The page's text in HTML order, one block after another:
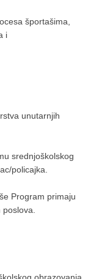
športašima,
i
unutarnjih
srednjoškolskog
policajka.
Program primaju